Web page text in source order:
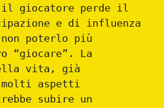
il giocatore perde il
e di influenza
poterlo più
“giocare”. La
vita, già
aspetti
subire un